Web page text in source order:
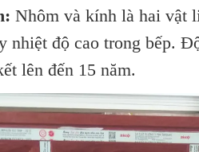
Nhôm và kính là hai vật
nhiệt độ cao trong bếp.
lên đến 15 năm.